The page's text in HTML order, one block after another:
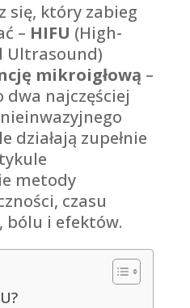
się, który zabieg
– HIFU (High-
Ultrasound)
mikroigłową –
dwa najczęściej
działają zupełnie
metody
czasu
bólu i efektów.